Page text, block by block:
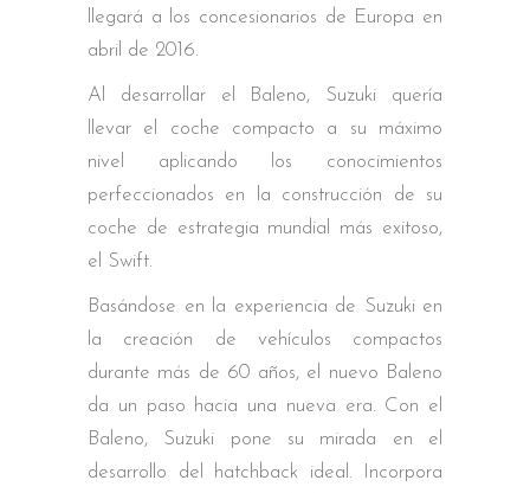
llegará a los concesionarios de Europa en
abril de 2016.
Al desarrollar el Baleno, Suzuki quería
llevar el coche compacto a su máximo
nivel aplicando los conocimientos
perfeccionados en la construcción de su
coche de estrategia mundial más exitoso,
el Swift.
Basándose en la experiencia de Suzuki en
la creación de vehículos compactos
durante más de 60 años, el nuevo Baleno
da un paso hacia una nueva era. Con el
Baleno, Suzuki pone su mirada en el
desarrollo del hatchback ideal. Incorpora